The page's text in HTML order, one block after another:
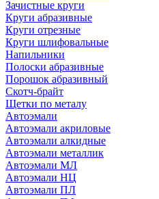
Зачистные круги
Круги абразивные
Круги отрезные
Круги шлифовальные
Напильники
Полоски абразивные
Порошок абразивный
Скотч-брайт
Щетки по металу
Автоэмали
Автоэмали акриловые
Автоэмали алкидные
Автоэмали металлик
Автоэмали МЛ
Автоэмали НЦ
Автоэмали ПЛ